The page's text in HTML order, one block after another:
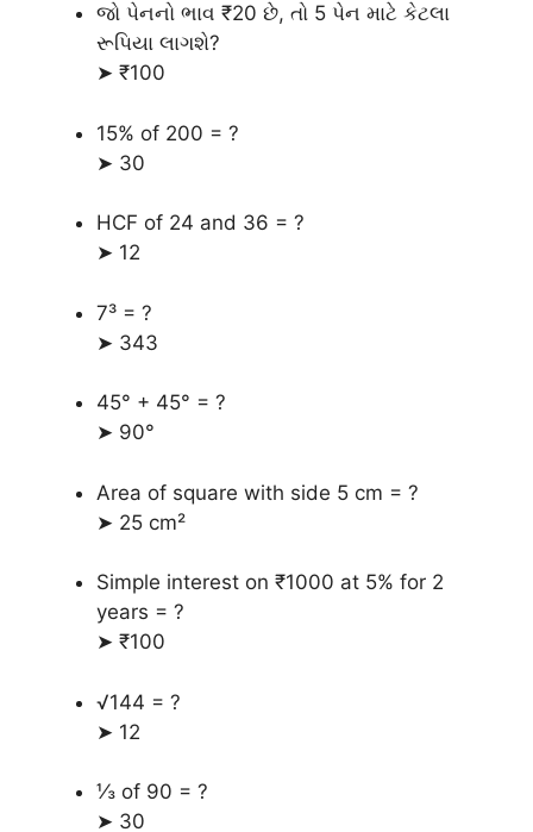
જો પેનનો ભાવ ₹20 છે, તો 5 પેન માટે કેટલા
રૂપિયા લાગશે?
➤ ₹100
15% of 200 = ?
➤ 30
HCF of 24 and 36 = ?
➤ 12
7³ = ?
➤ 343
45° + 45° = ?
➤ 90°
Area of square with side 5 cm = ?
➤ 25 cm²
Simple interest on ₹1000 at 5% for 2
years = ?
➤ ₹100
√144 = ?
➤ 12
⅓ of 90 = ?
➤ 30